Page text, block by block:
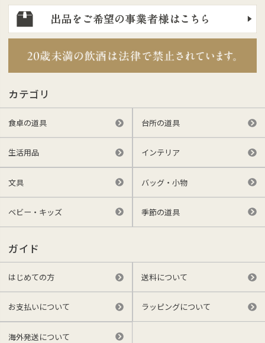
カテゴリ
食卓の道具 台所の道具
生活用品 インテリア
文具 バッグ・小物
ベビー・キッズ 季節の道具
ガイド
はじめての方 送料について
お支払いについて ラッピングについて
海外発送について